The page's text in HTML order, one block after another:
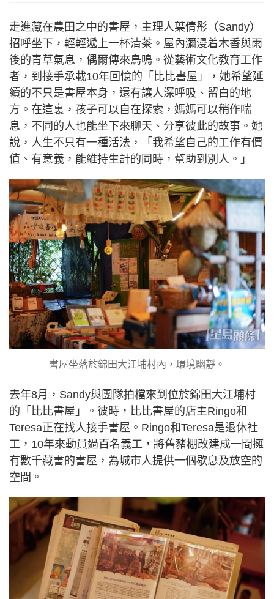
走進藏在農田之中的書屋，主理人葉倩彤（Sandy）
招呼坐下，輕輕遞上一杯清茶。屋內瀰漫着木香與雨
後的青草氣息，偶爾傳來鳥鳴。從藝術文化教育工作
者，到接手承載10年回憶的「比比書屋」，她希望延
續的不只是書屋本身，還有讓人深呼吸、留白的地
方。在這裏，孩子可以自在探索，媽媽可以稍作喘
息，不同的人也能坐下來聊天、分享彼此的故事。她
說，人生不只有一種活法，「我希望自己的工作有價
值、有意義，能維持生計的同時，幫助到別人。」
書屋坐落於錦田大江埔村內，環境幽靜。
去年8月，Sandy與團隊拍檔來到位於錦田大江埔村
的「比比書屋」。彼時，比比書屋的店主Ringo和
Teresa正在找人接手書屋。Ringo和Teresa是退休社
工，10年來動員過百名義工，將舊豬棚改建成一間擁
有數千藏書的書屋，為城市人提供一個歇息及放空的
空間。